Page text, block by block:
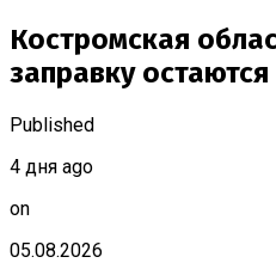
Костромская
заправку остаются
Published
4 дня ago
on
05.08.2026